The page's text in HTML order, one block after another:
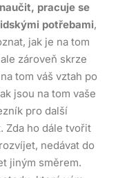
pracuje se
potřebami,
jak je na tom
zároveň skrze
tom váš vztah po
jsou na tom vaše
pro další
Zda ho dále tvořit
nedávat do
jiným směrem.